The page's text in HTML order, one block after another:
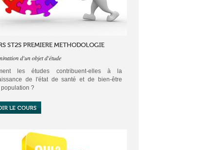
ST2S PREMIERE METHODOLOGIE
d'un objet d'étude
les études contribuent-elles à la
de l'état de santé et de bien-être
?
décision de la collectivité concernant l'état de
et de bien-être social d'une population ne
de méthodologie de première ST2S
d'aborder cette démarche d'étude.